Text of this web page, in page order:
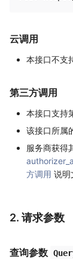
云调用
本接口不支
第三方调用
本接口支持
该接口所属
服务商获得
方调用 说明
2. 请求参数
查询参数